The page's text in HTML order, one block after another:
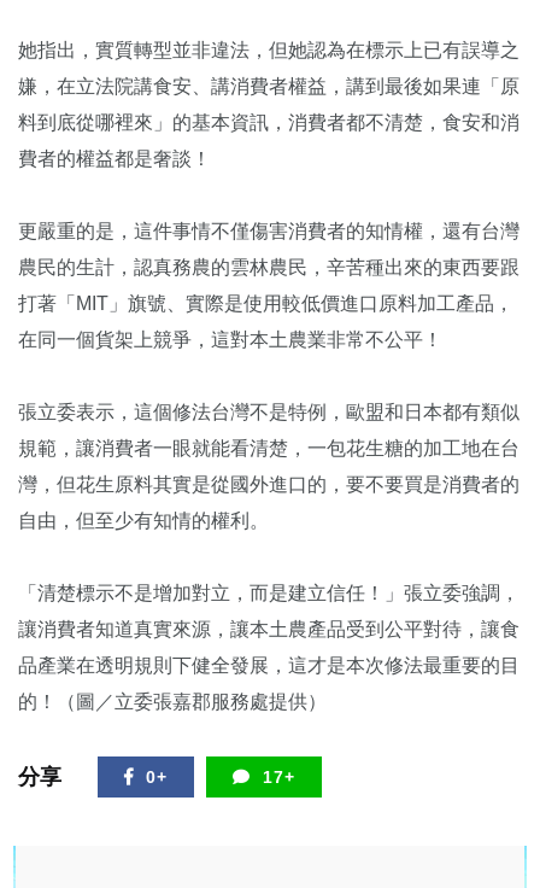
她指出，實質轉型並非違法，但她認為在標示上已有誤導之
嫌，在立法院講食安、講消費者權益，講到最後如果連「原
料到底從哪裡來」的基本資訊，消費者都不清楚，食安和消
費者的權益都是奢談！
更嚴重的是，這件事情不僅傷害消費者的知情權，還有台灣
農民的生計，認真務農的雲林農民，辛苦種出來的東西要跟
打著「MIT」旗號、實際是使用較低價進口原料加工產品，
在同一個貨架上競爭，這對本土農業非常不公平！
張立委表示，這個修法台灣不是特例，歐盟和日本都有類似
規範，讓消費者一眼就能看清楚，一包花生糖的加工地在台
灣，但花生原料其實是從國外進口的，要不要買是消費者的
自由，但至少有知情的權利。
「清楚標示不是增加對立，而是建立信任！」張立委強調，
讓消費者知道真實來源，讓本土農產品受到公平對待，讓食
品產業在透明規則下健全發展，這才是本次修法最重要的目
的！（圖／立委張嘉郡服務處提供）
分享 0+ 17+